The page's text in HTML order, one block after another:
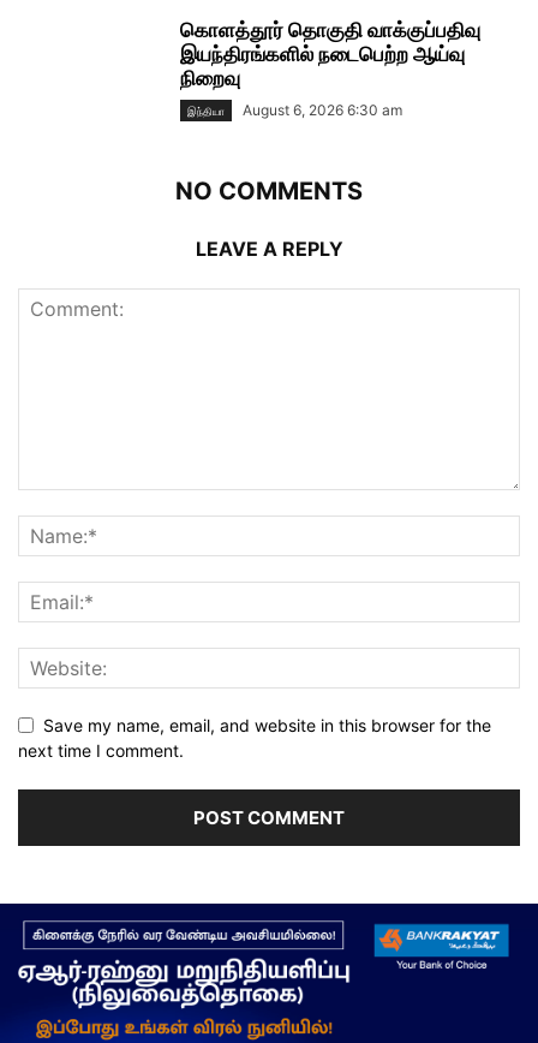
கொளத்தூர் தொகுதி வாக்குப்பதிவு
இயந்திரங்களில் நடைபெற்ற ஆய்வு
நிறைவு
இந்தியா August 6, 2026 6:30 am
NO COMMENTS
LEAVE A REPLY
Save my name, email, and website in this browser for the
next time I comment.